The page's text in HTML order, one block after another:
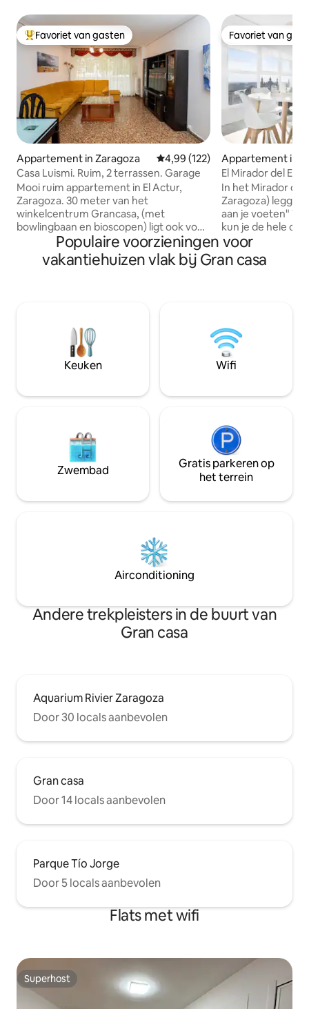
Topfavoriet van gasten
Favoriet van gasten
Appartement in Zaragoza Gemiddelde beoordeling van
4,99 (122)
Casa Luismi. Ruim, 2 terrassen. Garage
Mooi ruim appartement in El Actur,
Zaragoza. 30 meter van het
winkelcentrum Grancasa, (met
bowlingbaan en bioscopen) ligt ook voor
het World Trade Center, (WTCZ) zeer
grote selectie van bars en restaurants
(die voldoen aan alle smaken), aquarium,
naast de deur. Kindertrein naar Galachos
de Juslibol. Dicht bij bus-/treinstation, 10
minuten taxi, luchthaven 10-15 minuten
met de taxi.
Favoriet van
Favoriet van
Appartement in
El Mirador del Ebro
In het Mirador del
Zaragoza)
aan je voeten"
kun je de hele
met zijn bruggen
bewonderen.
paar minuten
hardlopen of
koppels,
nooit zult
Populaire voorzieningen voor
vakantiehuizen vlak bij Gran casa
Keuken Wifi
Zwembad
Gratis parkeren op
het terrein
Airconditioning
Andere trekpleisters in de buurt van
Gran casa
Aquarium Rivier Zaragoza
Door 30 locals aanbevolen
Gran casa
Door 14 locals aanbevolen
Parque Tío Jorge
Door 5 locals aanbevolen
Flats met wifi
Superhost
Superhost